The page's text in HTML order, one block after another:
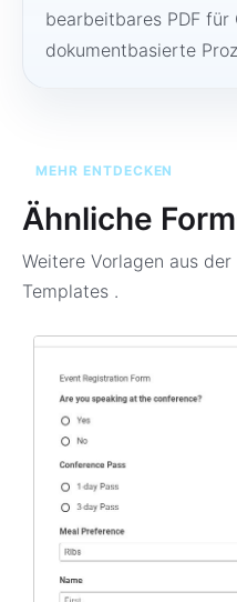
bearbeitbares PDF
dokumentbasierte
MEHR ENTDECKEN
Ähnliche
Weitere Vorlagen aus
Templates .